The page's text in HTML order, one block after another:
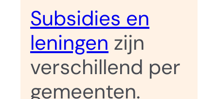
Subsidies en
leningen zijn
verschillend per
gemeenten.